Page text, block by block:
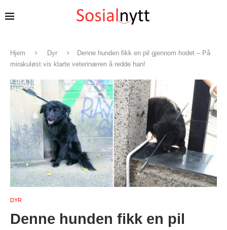
Hjem Dyr
Denne hunden fikk en pil gjennom hodet – På
mirakuløst vis klarte veterinæren å redde han!
DYR
Denne hunden fikk en pil